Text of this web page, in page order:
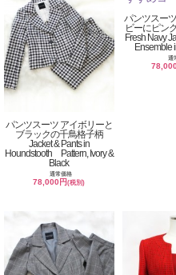
パンツスーツ アイボリーと
ブラックの千鳥格子柄
Jacket & Pants in
Houndstooth Pattern, Ivory &
Black
通常価格
78,000円(税別)
パンツスー
ビーにピン
Fresh Navy
Ensemble
通